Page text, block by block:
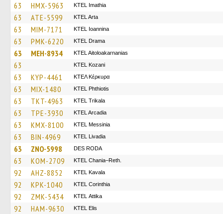
63 HMX-5963 KTEL Imathia
63 ATE-5599 KTEL Arta
63 MIM-7171 KTEL Ioannina
63 PMK-6220 KTEL Drama
63 MEH-8934 KTEL Aitoloakarnanias
63 ΚΤΕL Kozani
63 KYP-4461 ΚΤΕΛ Κέρκυρα
63 MIX-1480 ΚΤΕL Phthiotis
63 TKT-4963 ΚΤΕL Τrikala
63 TPE-3930 KTEL Arcadia
63 KMX-8100 KTEL Messinia
63 BIN-4969 KTEL Livadia
63 ZNO-5998 DES RODA
63 KOM-2709 KTEL Chania–Reth.
92 AHZ-8852 KTEL Kavala
92 KPK-1040 KTEL Corinthia
92 ZMK-5434 KΤΕL Αttika
92 HAM-9630 KTEL Elis